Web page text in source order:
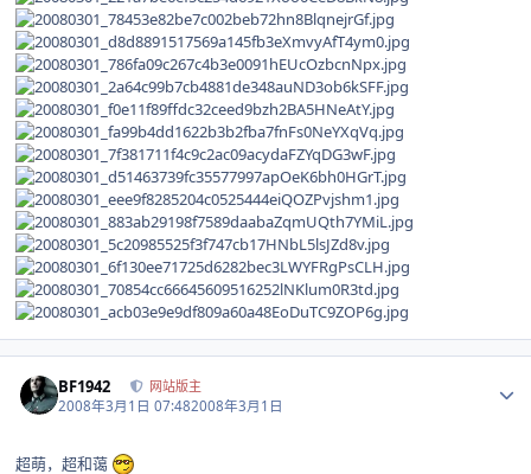
BF1942 网站版主
2008年3月1日 07:482008年3月1日
超萌，超和蔼